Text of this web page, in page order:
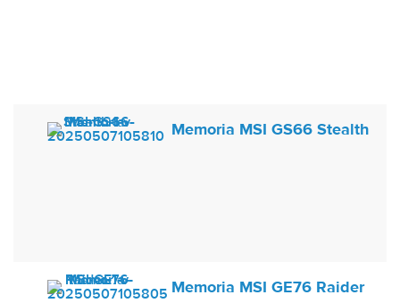
Memoria MSI GS66 Stealth
Memoria MSI GE76 Raider